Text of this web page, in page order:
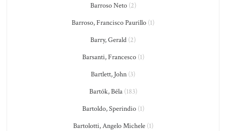
Barroso Neto(2)
Barroso, Francisco Paurillo (1)
Barry, Gerald (2)
Barsanti, Francesco(1)
Bartlett, John (3)
Bartók, Béla(183)
Bartoldo, Sperindio(1)
Bartolotti, Angelo Michele(1)